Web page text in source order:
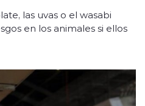
las uvas o el wasabi
en los animales si ellos